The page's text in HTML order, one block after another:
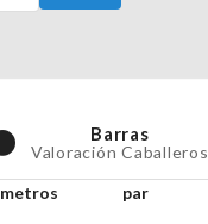
Barras
Valoración Caballeros
metros par